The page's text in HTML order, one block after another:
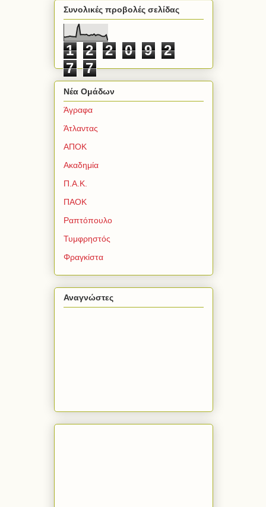
Συνολικές προβολές σελίδας
1 2 2 0 9
2
7
7
Νέα Ομάδων
Άγραφα
Άτλαντας
ΑΠΟΚ
Ακαδημία
Π.Α.Κ.
ΠΑΟΚ
Ραπτόπουλο
Τυμφρηστός
Φραγκίστα
Αναγνώστες